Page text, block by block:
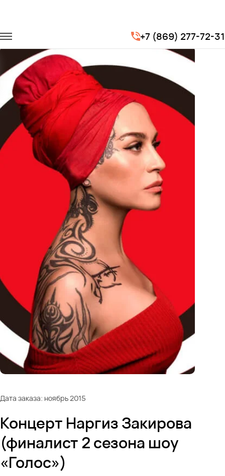
+7 (869) 277-72-31
Транспорт на концерты
Концерт Наргиз Закирова (финалист 2 сезона шоу «Голос»)
Дата заказа: ноябрь 2015
Концерт Наргиз Закирова
(финалист 2 сезона шоу
«Голос»)